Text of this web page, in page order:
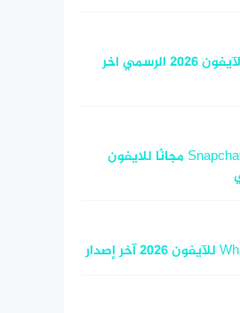
تحميل إنستقرام عربي للآيفون 2026 الرسمي اخر
سناب شات – تنزيل Snapchat iOS مجانًا للايفون